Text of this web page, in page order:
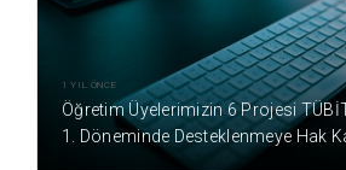
1 YIL ÖNCE
Öğretim Üyelerimizin 6 Projesi
1. Döneminde Desteklenmeye Hak